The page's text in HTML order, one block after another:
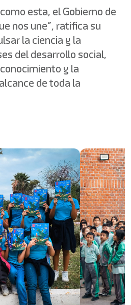
esta, el Gobierno de
nos une”, ratifica su
la ciencia y la
del desarrollo social,
y la
de toda la